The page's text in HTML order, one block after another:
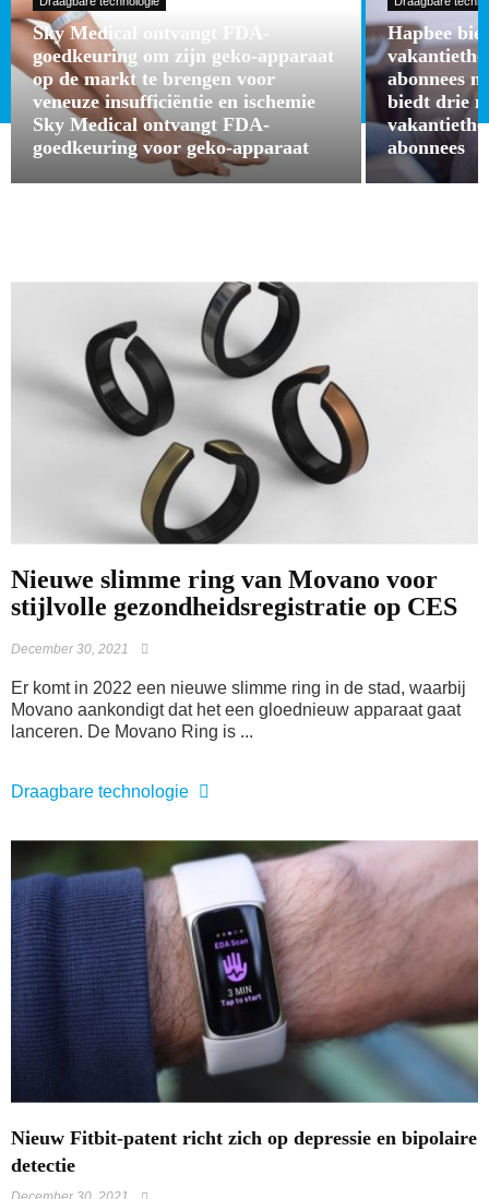
Sky Medical ontvangt FDA-
goedkeuring om zijn geko-apparaat
op de markt te brengen voor
veneuze insufficiëntie en ischemie
Sky Medical ontvangt FDA-
goedkeuring voor geko-apparaat
Hapbee
abonnees
biedt drie
abonnees
Nieuwe slimme ring van Movano voor
stijlvolle gezondheidsregistratie op CES
December 30, 2021
Er komt in 2022 een nieuwe slimme ring in de stad, waarbij
Movano aankondigt dat het een gloednieuw apparaat gaat
lanceren. De Movano Ring is ...
Draagbare technologie
​Nieuw Fitbit-patent richt zich op depressie en bipolaire
detectie